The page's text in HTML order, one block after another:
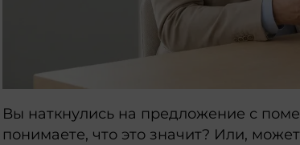
Вы наткнулись на предложение с
понимаете, что это значит? Или,